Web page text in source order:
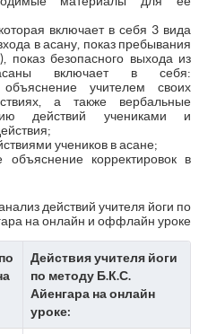
включает в себя 3 вида
в асану, показ пребывания
показ безопасного выхода из
включает в себя:
учителем своих
а также вербальные
действий учениками и
учеников в асане;
корректировок в
действий учителя йоги по
на онлайн и оффлайн уроке
Действия учителя йоги
по методу Б.К.С.
Айенгара на онлайн
уроке: